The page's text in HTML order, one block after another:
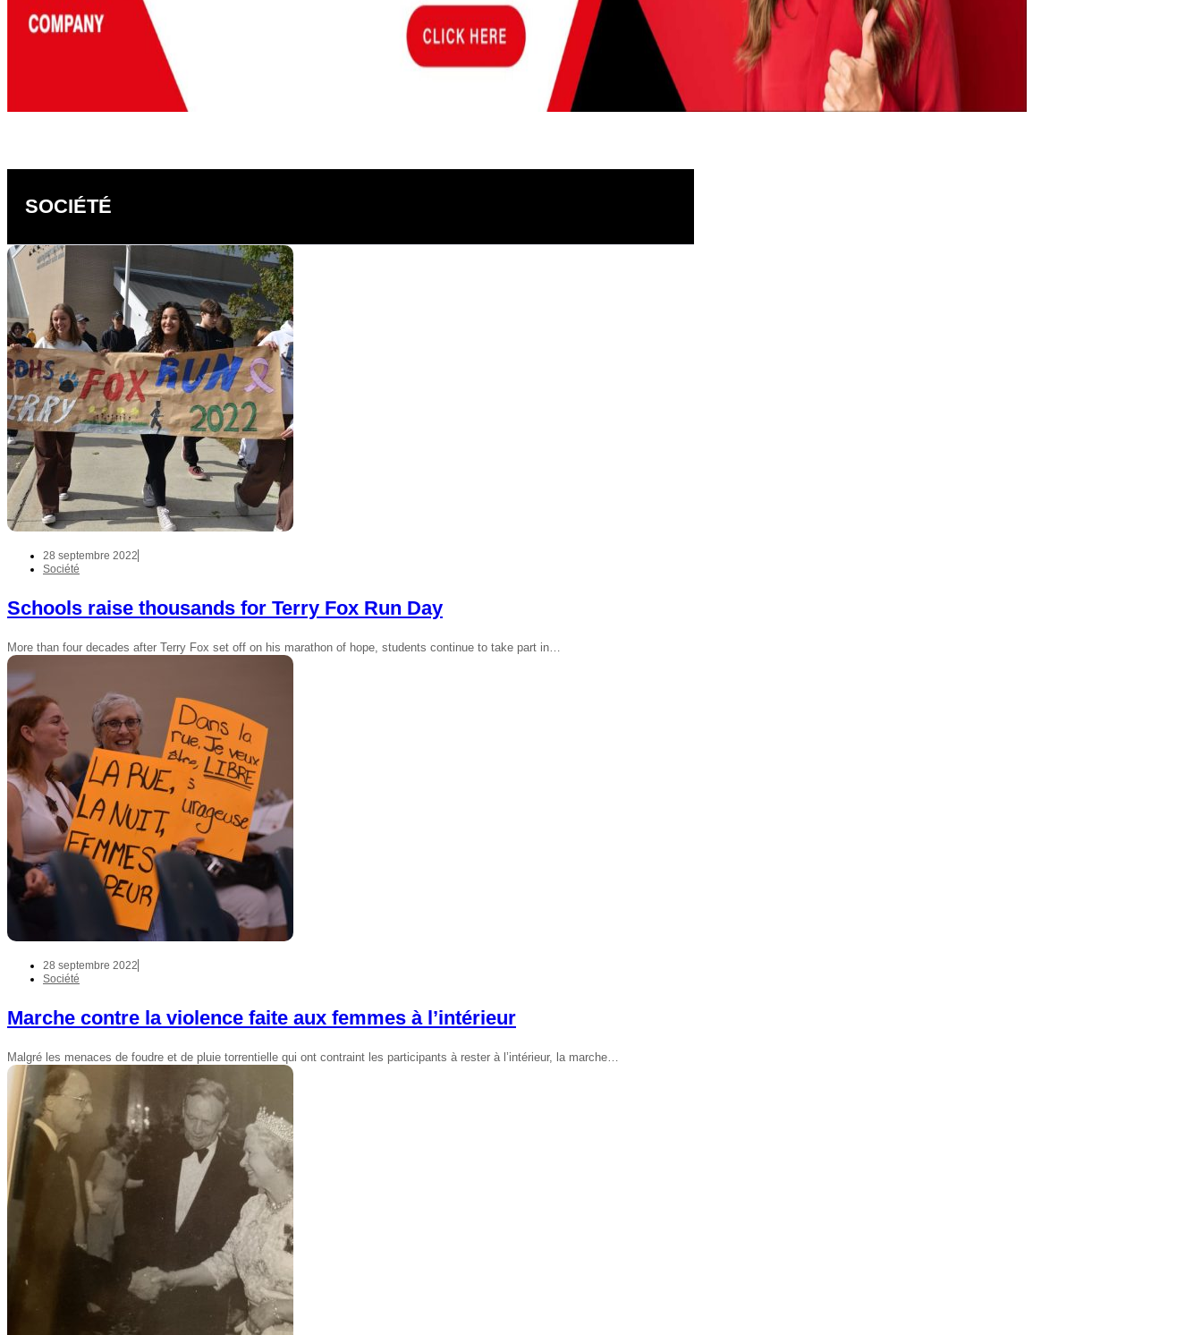
SOCIÉTÉ
28 septembre 2022
Société
Schools raise thousands for Terry Fox Run Day
More than four decades after Terry Fox set off on his marathon of hope, students continue to take part in…
28 septembre 2022
Société
Marche contre la violence faite aux femmes à l’intérieur
Malgré les menaces de foudre et de pluie torrentielle qui ont contraint les participants à rester à l’intérieur, la marche…